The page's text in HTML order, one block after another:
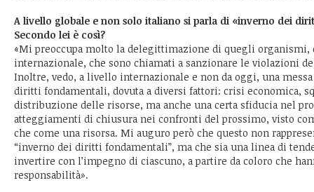
A livello globale e non solo italiano si parla di «inverno dei
Secondo lei è così?
«Mi preoccupa molto la delegittimazione di quegli organismi,
internazionale, che sono chiamati a sanzionare le violazioni
Inoltre, vedo, a livello internazionale e non da oggi, una
diritti fondamentali, dovuta a diversi fattori: crisi economica,
distribuzione delle risorse, ma anche una certa sfiducia nel
atteggiamenti di chiusura nei confronti del prossimo, visto
che come una risorsa. Mi auguro però che questo non
“inverno dei diritti fondamentali”, ma che sia una linea di
invertire con l’impegno di ciascuno, a partire da coloro che
responsabilità».